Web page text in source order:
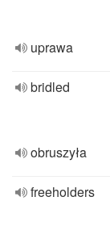
uprawa
bridled
obruszyła
freeholders